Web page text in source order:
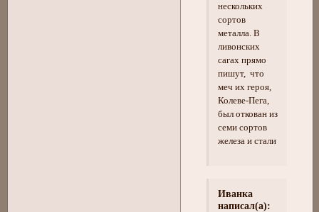
нескольких
сортов
металла. В
ливонских
сагах прямо
пишут, что
меч их героя,
Колеве-Пега,
был откован из
семи сортов
железа и стали
Иванка
написал(а):